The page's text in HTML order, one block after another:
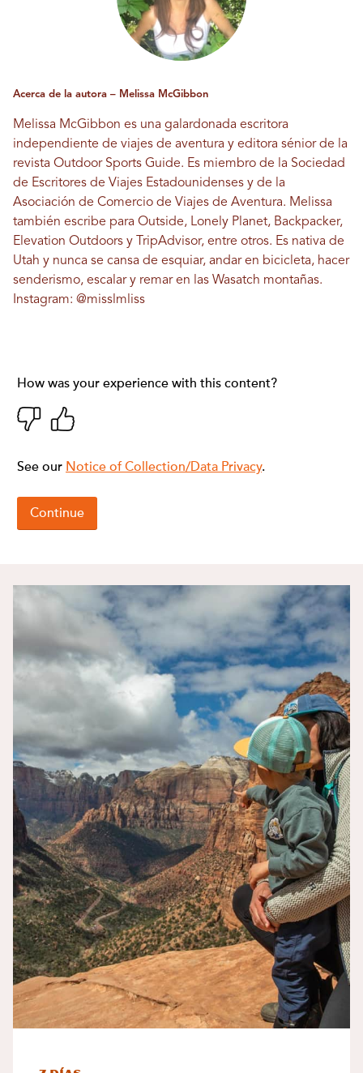
Acerca de la autora – Melissa McGibbon
Melissa McGibbon es una galardonada escritora
independiente de viajes de aventura y editora sénior de la
revista Outdoor Sports Guide. Es miembro de la Sociedad
de Escritores de Viajes Estadounidenses y de la
Asociación de Comercio de Viajes de Aventura. Melissa
también escribe para Outside, Lonely Planet, Backpacker,
Elevation Outdoors y TripAdvisor, entre otros. Es nativa de
Utah y nunca se cansa de esquiar, andar en bicicleta, hacer
senderismo, escalar y remar en las Wasatch montañas.
Instagram: @misslmliss